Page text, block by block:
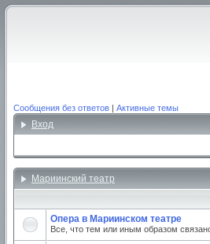
Сообщения без ответов | Активные темы
Вход
Мариинский театр
Опера в Мариинском театре
Все, что тем или иным образом